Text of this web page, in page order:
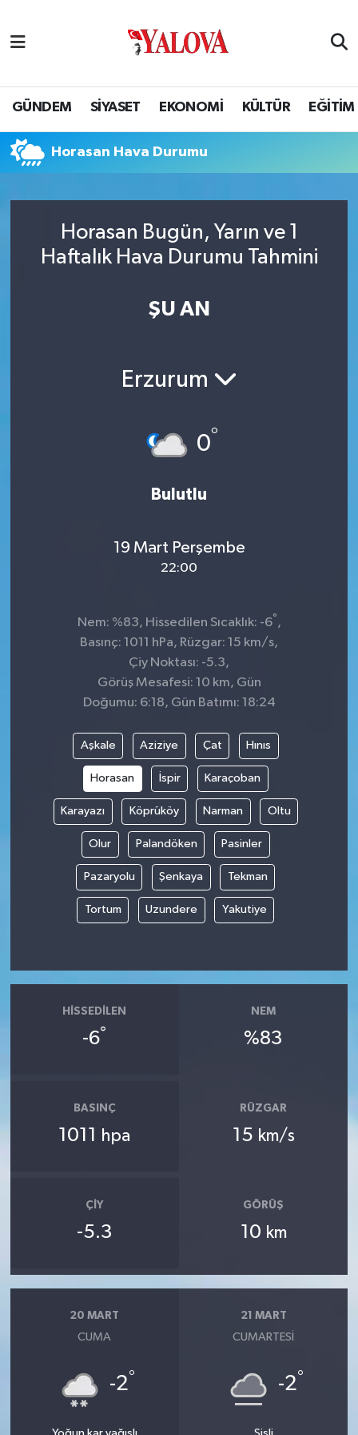
GÜNDEM SİYASET EKONOMİ KÜLTÜR EĞİTİM
Horasan Hava Durumu
Horasan Bugün, Yarın ve 1
Haftalık Hava Durumu Tahmini
ŞU AN
Erzurum
0°
Bulutlu
19 Mart Perşembe
22:00
Nem: %83, Hissedilen Sıcaklık: -6° ,
Basınç: 1011 hPa, Rüzgar: 15 km/s,
Çiy Noktası: -5.3,
Görüş Mesafesi: 10 km, Gün
Doğumu: 6:18, Gün Batımı: 18:24
Aşkale Aziziye Çat Hınıs
Horasan İspir Karaçoban
Karayazı Köprüköy Narman Oltu
Olur Palandöken Pasinler
Pazaryolu Şenkaya Tekman
Tortum Uzundere Yakutiye
HISSEDILEN
-6°
NEM
%83
BASINÇ
1011 hpa
RÜZGAR
15 km/s
ÇIY
-5.3
GÖRÜŞ
10 km
20 MART
CUMA
-2°
21 MART
CUMARTESI
-2°
SİYASET
EĞİTİM
BİLİM VE TEKNOLOJİ
Yalova Nöbetçi Eczaneler
Yalova Hava Durumu
Puan Durumu ve Fikstür
Tüm Manşetler
Son Dakika Haberleri